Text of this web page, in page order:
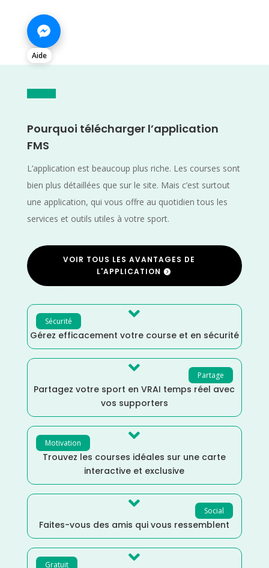
Aide
Pourquoi télécharger l’application
FMS
L’application est beaucoup plus riche. Les courses sont
bien plus détaillées que sur le site. Mais c’est surtout
une application, qui vous offre au quotidien tous les
services et outils utiles à votre sport.
VOIR TOUS LES AVANTAGES DE
L'APPLICATION
Sécurité 
Gérez efficacement votre course et en sécurité
Partage

Partagez votre sport en VRAI temps réel avec
vos supporters
Motivation 
Trouvez les courses idéales sur une carte
interactive et exclusive
Social

Faites-vous des amis qui vous ressemblent
Gratuit 